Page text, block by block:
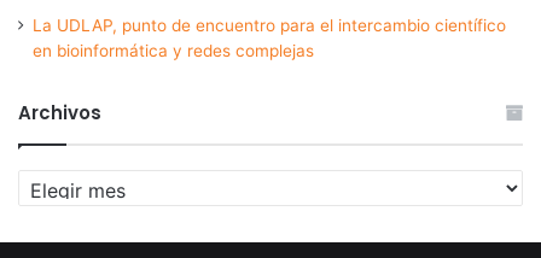
La UDLAP, punto de encuentro para el intercambio científico
en bioinformática y redes complejas
Archivos
Archivos